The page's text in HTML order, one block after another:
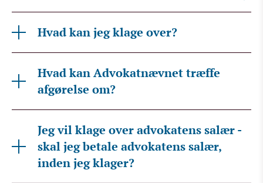
Hvad kan jeg klage over?
Hvad kan Advokatnævnet træffe
afgørelse om?
Jeg vil klage over advokatens salær -
skal jeg betale advokatens salær,
inden jeg klager?